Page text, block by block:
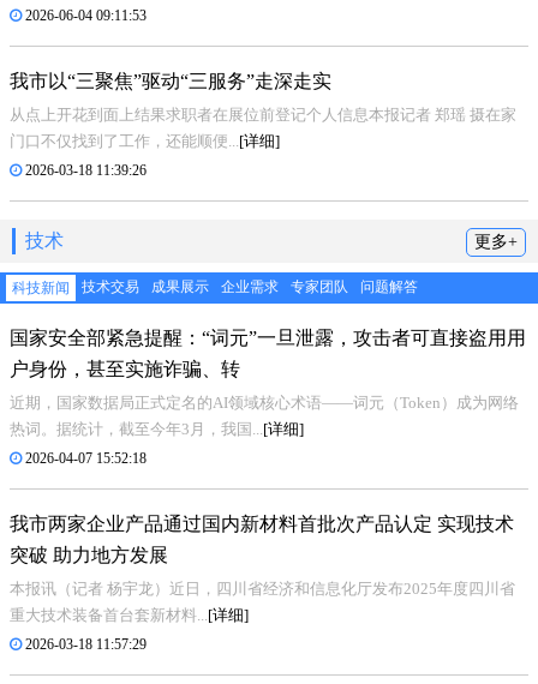
2026-06-04 09:11:53
我市以“三聚焦”驱动“三服务”走深走实
从点上开花到面上结果求职者在展位前登记个人信息本报记者 郑瑶 摄在家
门口不仅找到了工作，还能顺便... [详细]
2026-03-18 11:39:26
技术 更多+
科技新闻 技术交易 成果展示 企业需求 专家团队 问题解答
国家安全部紧急提醒：“词元”一旦泄露，攻击者可直接盗用用
户身份，甚至实施诈骗、转
近期，国家数据局正式定名的AI领域核心术语——词元（Token）成为网络
热词。据统计，截至今年3月，我国... [详细]
2026-04-07 15:52:18
我市两家企业产品通过国内新材料首批次产品认定 实现技术
突破 助力地方发展
本报讯（记者 杨宇龙）近日，四川省经济和信息化厅发布2025年度四川省
重大技术装备首台套新材料... [详细]
2026-03-18 11:57:29